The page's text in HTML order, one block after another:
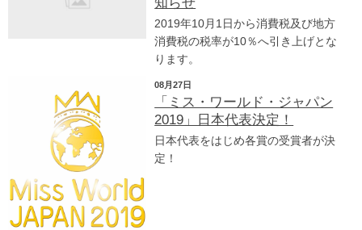
2019年10月1日から消費税及び地方
消費税の税率が10％へ引き上げとな
ります。
08月27日
「ミス・ワールド・ジャパン
2019」日本代表決定！
日本代表をはじめ各賞の受賞者が決
定！